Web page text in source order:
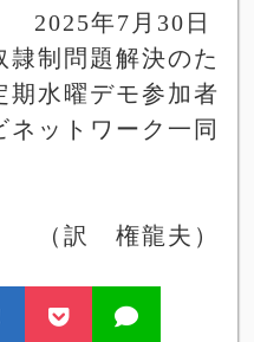
2025年7 月 30 日
隷制問題解決のた
期水曜デモ参加者
ネットワーク一同
（訳 権龍夫）